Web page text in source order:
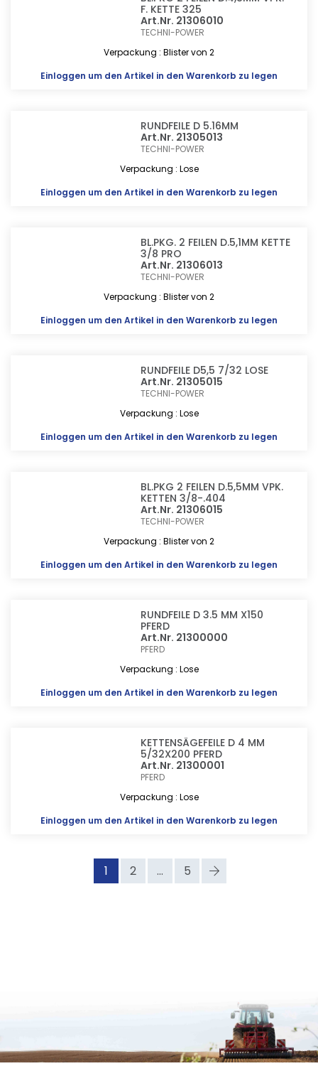
F. KETTE 325
Art.Nr. 21306010
TECHNI-POWER
Verpackung : Blister von 2
Einloggen um den Artikel in den Warenkorb zu legen
RUNDFEILE D 5.16MM
Art.Nr. 21305013
TECHNI-POWER
Verpackung : Lose
Einloggen um den Artikel in den Warenkorb zu legen
BL.PKG. 2 FEILEN D.5,1MM KETTE
3/8 PRO
Art.Nr. 21306013
TECHNI-POWER
Verpackung : Blister von 2
Einloggen um den Artikel in den Warenkorb zu legen
RUNDFEILE D5,5 7/32 LOSE
Art.Nr. 21305015
TECHNI-POWER
Verpackung : Lose
Einloggen um den Artikel in den Warenkorb zu legen
BL.PKG 2 FEILEN D.5,5MM VPK.
KETTEN 3/8-.404
Art.Nr. 21306015
TECHNI-POWER
Verpackung : Blister von 2
Einloggen um den Artikel in den Warenkorb zu legen
RUNDFEILE D 3.5 MM X150
PFERD
Art.Nr. 21300000
PFERD
Verpackung : Lose
Einloggen um den Artikel in den Warenkorb zu legen
KETTENSÄGEFEILE D 4 MM
5/32X200 PFERD
Art.Nr. 21300001
PFERD
Verpackung : Lose
Einloggen um den Artikel in den Warenkorb zu legen
1 2 ... 5